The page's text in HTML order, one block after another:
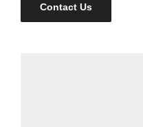
Contact Us